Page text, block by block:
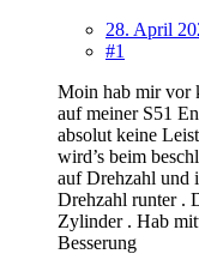
28. April
#1
Moin hab mir vor
auf meiner S51
absolut keine
wird’s beim
auf Drehzahl und
Drehzahl runter .
Zylinder . Hab
Besserung